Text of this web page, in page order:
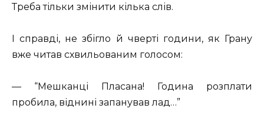
Треба тільки змінити кілька слів.
І справді, не збігло й чверті години, як Грану
вже читав схвильованим голосом:
— “Мешканці Пласана! Година розплати
пробила, віднині запанував лад…”